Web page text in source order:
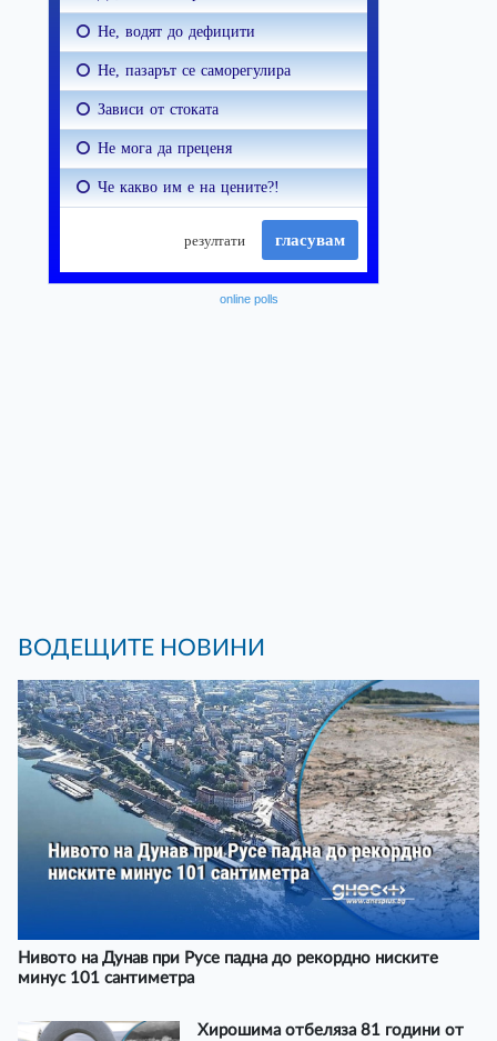
online polls
ВОДЕЩИТЕ НОВИНИ
Нивото на Дунав при Русе падна до рекордно ниските
минус 101 сантиметра
Хирошима отбеляза 81 години от